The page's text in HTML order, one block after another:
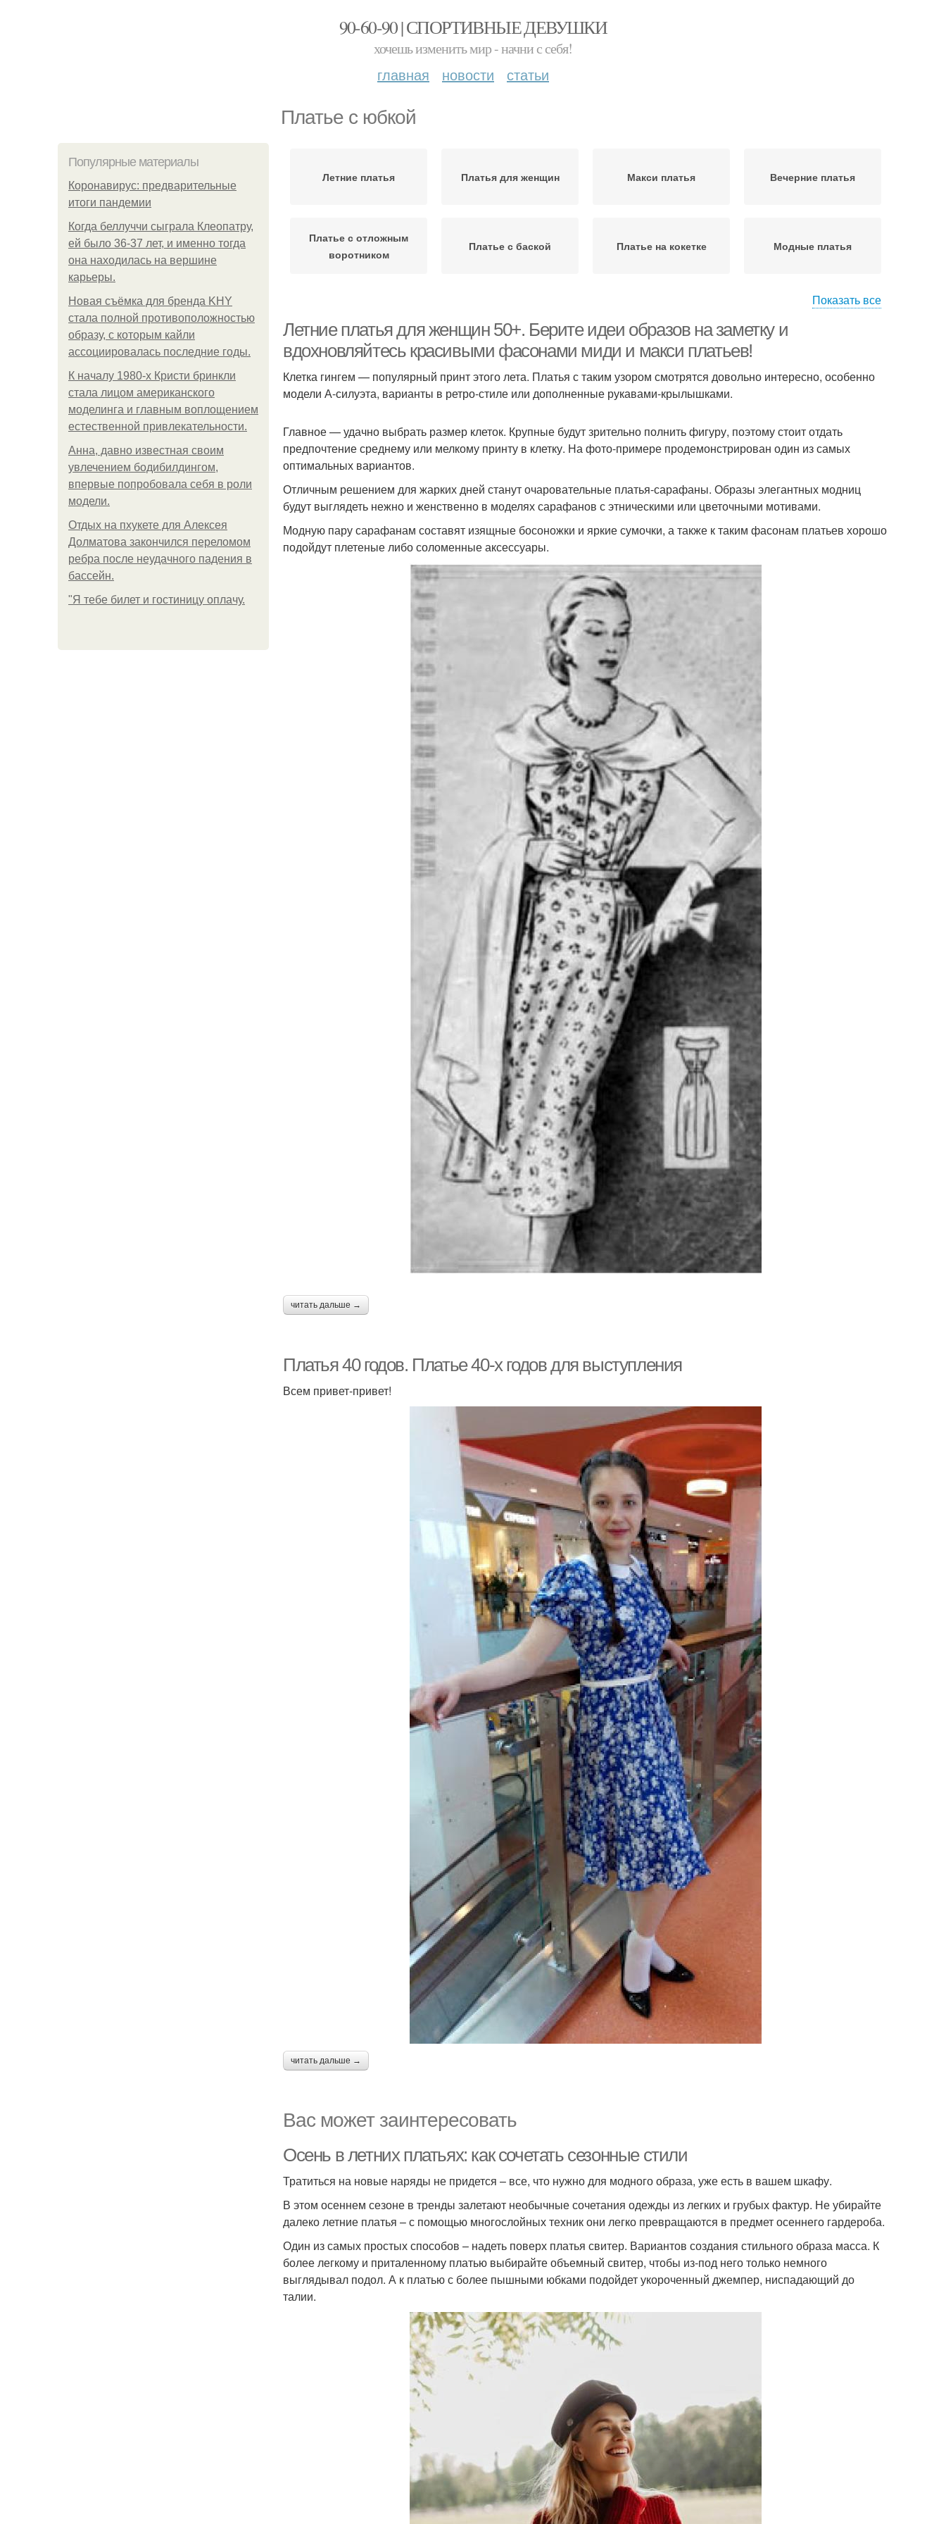
90-60-90 | СПОРТИВНЫЕ ДЕВУШКИ
хочешь изменить мир - начни с себя!
главная новости статьи
Платье с юбкой
Популярные материалы
Коронавирус: предварительные
итоги пандемии
Когда беллуччи сыграла Клеопатру,
ей было 36-37 лет, и именно тогда
она находилась на вершине
карьеры.
Новая съёмка для бренда KHY
стала полной противоположностью
образу, с которым кайли
ассоциировалась последние годы.
К началу 1980-х Кристи бринкли
стала лицом американского
моделинга и главным воплощением
естественной привлекательности.
Анна, давно известная своим
увлечением бодибилдингом,
впервые попробовала себя в роли
модели.
Отдых на пхукете для Алексея
Долматова закончился переломом
ребра после неудачного падения в
бассейн.
"Я тебе билет и гостиницу оплачу.
Летние платья Платья для женщин Макси платья Вечерние платья
Платье с отложным
воротником
Платье с баской Платье на кокетке Модные платья
Платье с вырезом Стильные платья Выпускные платья Детские платья
Показать все
Летние платья для женщин 50+. Берите идеи образов на заметку и
вдохновляйтесь красивыми фасонами миди и макси платьев!
Клетка гингем — популярный принт этого лета. Платья с таким узором смотрятся довольно интересно, особенно
модели А-силуэта, варианты в ретро-стиле или дополненные рукавами-крылышками.
Главное — удачно выбрать размер клеток. Крупные будут зрительно полнить фигуру, поэтому стоит отдать
предпочтение среднему или мелкому принту в клетку. На фото-примере продемонстрирован один из самых
оптимальных вариантов.
Отличным решением для жарких дней станут очаровательные платья-сарафаны. Образы элегантных модниц
будут выглядеть нежно и женственно в моделях сарафанов с этническими или цветочными мотивами.
Модную пару сарафанам составят изящные босоножки и яркие сумочки, а также к таким фасонам платьев хорошо
подойдут плетеные либо соломенные аксессуары.
читать дальше →
Платья 40 годов. Платье 40-х годов для выступления
Всем привет-привет!
читать дальше →
Вас может заинтересовать
Осень в летних платьях: как сочетать сезонные стили
Тратиться на новые наряды не придется – все, что нужно для модного образа, уже есть в вашем шкафу.
В этом осеннем сезоне в тренды залетают необычные сочетания одежды из легких и грубых фактур. Не убирайте
далеко летние платья – с помощью многослойных техник они легко превращаются в предмет осеннего гардероба.
Один из самых простых способов – надеть поверх платья свитер. Вариантов создания стильного образа масса. К
более легкому и приталенному платью выбирайте объемный свитер, чтобы из-под него только немного
выглядывал подол. А к платью с более пышными юбками подойдет укороченный джемпер, ниспадающий до
талии.